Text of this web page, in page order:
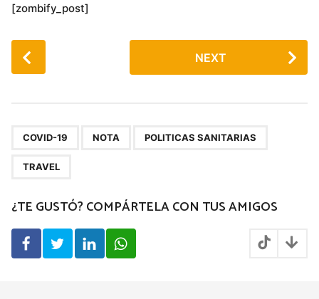
[zombify_post]
P
o
n
a
t
i
NEXT
COVID-19 NOTA POLITICAS SANITARIAS
TRAVEL
¿TE GUSTÓ? COMPÁRTELA CON TUS AMIGOS